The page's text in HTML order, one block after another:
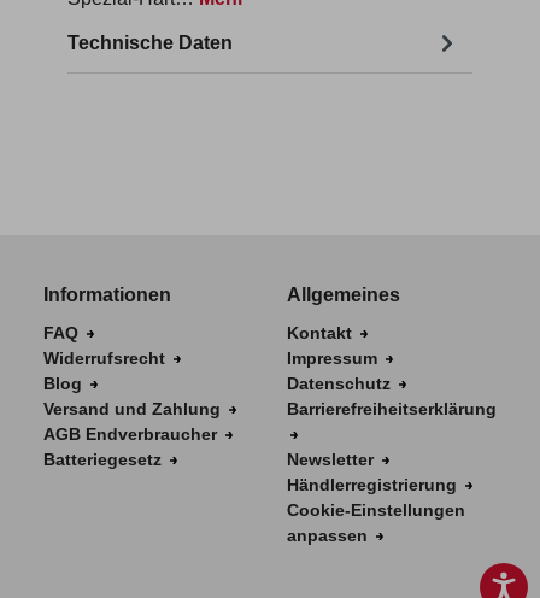
Technische Daten
Informationen
FAQ
Widerrufsrecht
Blog
Versand und Zahlung
AGB Endverbraucher
Batteriegesetz
Allgemeines
Kontakt
Impressum
Datenschutz
Barrierefreiheitserklärung
Newsletter
Händlerregistrierung
Cookie-Einstellungen
anpassen